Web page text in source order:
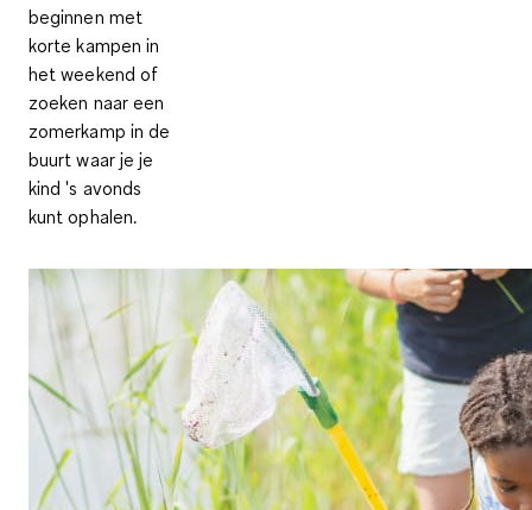
beginnen met
korte kampen in
het weekend of
zoeken naar een
zomerkamp in de
buurt waar je je
kind 's avonds
kunt ophalen.